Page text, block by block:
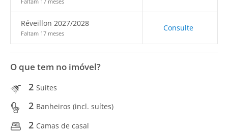
Réveillon 2027/2028
Faltam 17 meses
Consulte
O que tem no imóvel?
2 Suítes
2 Banheiros (incl. suítes)
2 Camas de casal